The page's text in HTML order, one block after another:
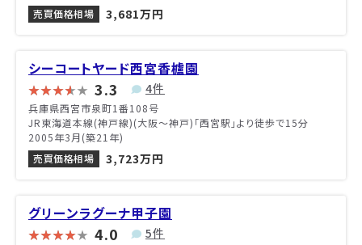
売買価格相場
3,681万円
シーコートヤード西宮香櫨園
3.3 4件
兵庫県西宮市泉町1番108号
JR東海道本線(神戸線)(大阪～神戸)「西宮駅」より徒歩で15分
2005年3月(築21年)
売買価格相場
3,723万円
グリーンラグーナ甲子園
4.0 5件